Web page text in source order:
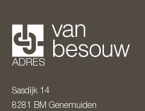
ADRES
Sasdijk 14
8281 BM Genemuiden